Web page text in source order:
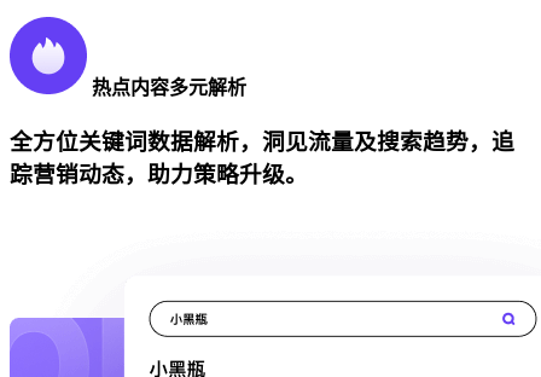
热点内容多元解析
全方位关键词数据解析，洞见流量及搜索趋势，追
踪营销动态，助力策略升级。